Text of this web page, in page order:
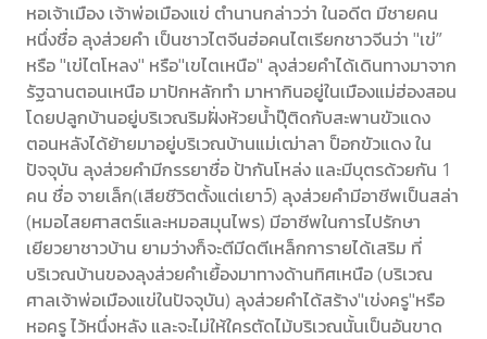
หอเจ้าเมือง เจ้าพ่อเมืองแข่ ตำนานกล่าวว่า ในอดีต มีชายคน
หนึ่งชื่อ ลุงส่วยคำ เป็นชาวไตจีนฮ่อคนไตเรียกชาวจีนว่า "เข่”
หรือ "เข่ไตโหลง" หรือ"เขไตเหนือ" ลุงส่วยคำได้เดินทางมาจาก
รัฐฉานตอนเหนือ มาปักหลักทำ มาหากินอยู่ในเมืองแม่ฮ่องสอน
โดยปลูกบ้านอยู่บริเวณริมฝั่งห้วยน้ำปุ๊ติดกับสะพานขัวแดง
ตอนหลังได้ย้ายมาอยู่บริเวณบ้านแม่เฒ่าลา ป็อกขัวแดง ใน
ปัจจุบัน ลุงส่วยคำมีกรรยาชื่อ ป้ากันโหล่ง และมีบุตรด้วยกัน 1
คน ชื่อ จายเล็ก(เสียชีวิตตั้งแต่เยาว์) ลุงส่วยคำมีอาชีพเป็นสล่า
(หมอไสยศาสตร์และหมอสมุนไพร) มีอาชีพในการไปรักษา
เยียวยาชาวบ้าน ยามว่างก็จะตีมีดตีเหล็กการายได้เสริม ที่
บริเวณบ้านของลุงส่วยคำเยื้องมาทางด้านทิศเหนือ (บริเวณ
ศาลเจ้าพ่อเมืองแข่ในปัจจุบัน) ลุงส่วยคำได้สร้าง"เข่งครู"หรือ
หอครู ไว้หนึ่งหลัง และจะไม่ให้ใครตัดไม้บริเวณนั้นเป็นอันขาด